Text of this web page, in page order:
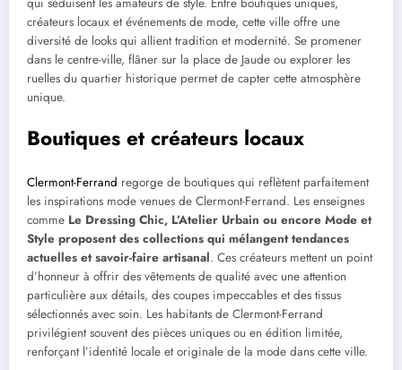
créateurs locaux et événements de mode, cette ville offre une
diversité de looks qui allient tradition et modernité. Se promener
dans le centre-ville, flâner sur la place de Jaude ou explorer les
ruelles du quartier historique permet de capter cette atmosphère
unique.
Boutiques et créateurs locaux
Clermont-Ferrand regorge de boutiques qui reflètent parfaitement
les inspirations mode venues de Clermont-Ferrand. Les enseignes
comme Le Dressing Chic, L’Atelier Urbain ou encore Mode et
Style proposent des collections qui mélangent tendances
actuelles et savoir-faire artisanal. Ces créateurs mettent un point
d’honneur à offrir des vêtements de qualité avec une attention
particulière aux détails, des coupes impeccables et des tissus
sélectionnés avec soin. Les habitants de Clermont-Ferrand
privilégient souvent des pièces uniques ou en édition limitée,
renforçant l’identité locale et originale de la mode dans cette ville.